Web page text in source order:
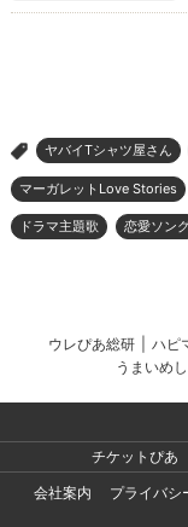
> ヤバイTシャツ屋さん
マーガレットLove Stories
ドラマ主題歌 恋愛ソン
ウレぴあ総研 ハピ
うまいめし
チケットぴあ
会社案内
プライバシ